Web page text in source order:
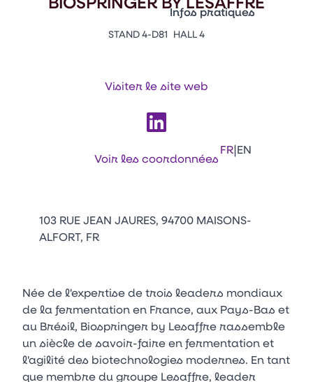
Vitrine Innovations
Emballages
Infos pratiques
Contacts
Appuyez sur Entrée pour
FR|EN
STAND 4-D81 HALL 4
Visiter le site web
Voir les coordonnées
103 RUE JEAN JAURES, 94700 MAISONS-
ALFORT, FR
Née de l'expertise de trois leaders mondiaux
de la fermentation en France, aux Pays-Bas et
au Brésil, Biospringer by Lesaffre rassemble
un siècle de savoir-faire en fermentation et
l'agilité des biotechnologies modernes. En tant
que membre du groupe Lesaffre, leader